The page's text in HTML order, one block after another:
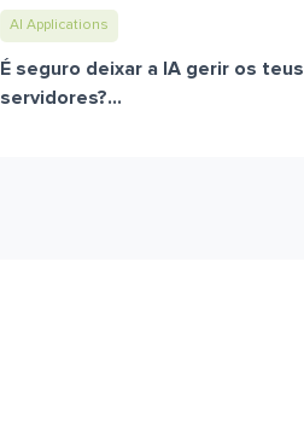
AI Applications
É seguro deixar a IA gerir os teus
servidores?...